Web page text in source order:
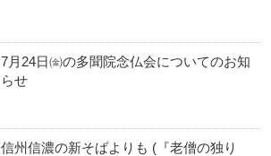
7月24日㈮の多聞院念仏会についてのお知
らせ
信州信濃の新そばよりも (『老僧の独り